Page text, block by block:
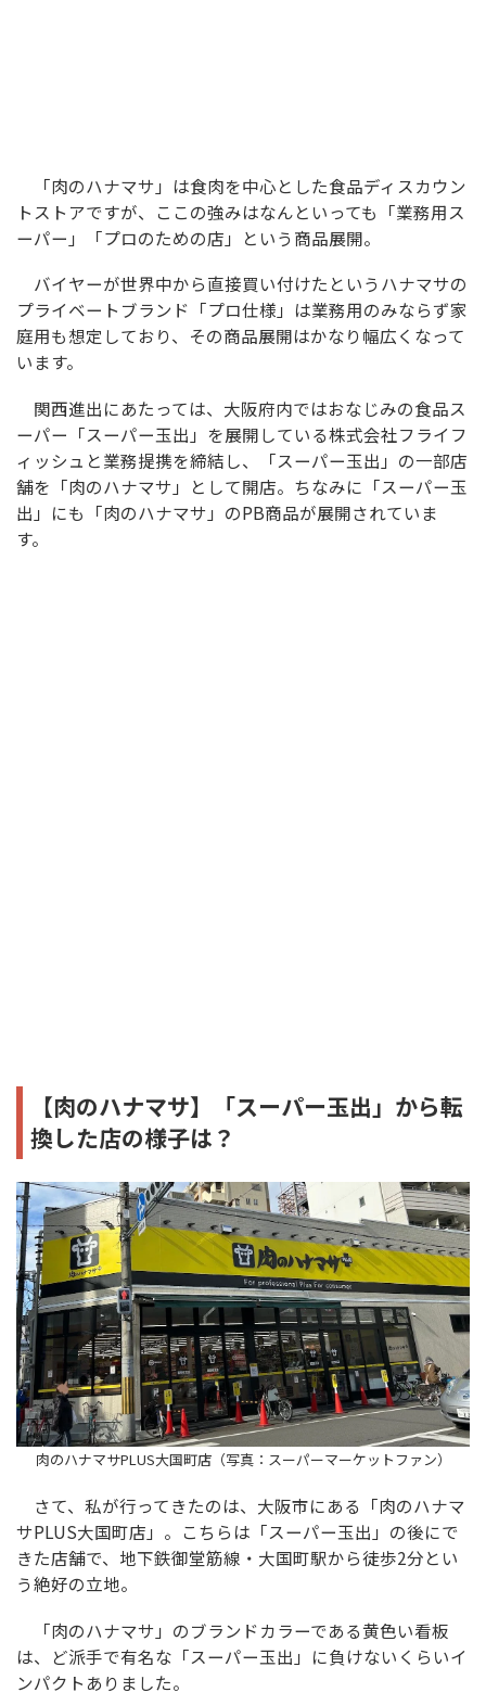
「肉のハナマサ」は食肉を中心とした食品ディスカウン
トストアですが、ここの強みはなんといっても「業務用ス
ーパー」「プロのための店」という商品展開。
バイヤーが世界中から直接買い付けたというハナマサの
プライベートブランド「プロ仕様」は業務用のみならず家
庭用も想定しており、その商品展開はかなり幅広くなって
います。
関西進出にあたっては、大阪府内ではおなじみの食品ス
ーパー「スーパー玉出」を展開している株式会社フライフ
ィッシュと業務提携を締結し、「スーパー玉出」の一部店
舗を「肉のハナマサ」として開店。ちなみに「スーパー玉
出」にも「肉のハナマサ」のPB商品が展開されていま
す。
【肉のハナマサ】「スーパー玉出」から転
換した店の様子は？
肉のハナマサPLUS大国町店（写真：スーパーマーケットファン）
さて、私が行ってきたのは、大阪市にある「肉のハナマ
サPLUS大国町店」。こちらは「スーパー玉出」の後にで
きた店舗で、地下鉄御堂筋線・大国町駅から徒歩2分とい
う絶好の立地。
「肉のハナマサ」のブランドカラーである黄色い看板
は、ど派手で有名な「スーパー玉出」に負けないくらいイ
ンパクトありました。